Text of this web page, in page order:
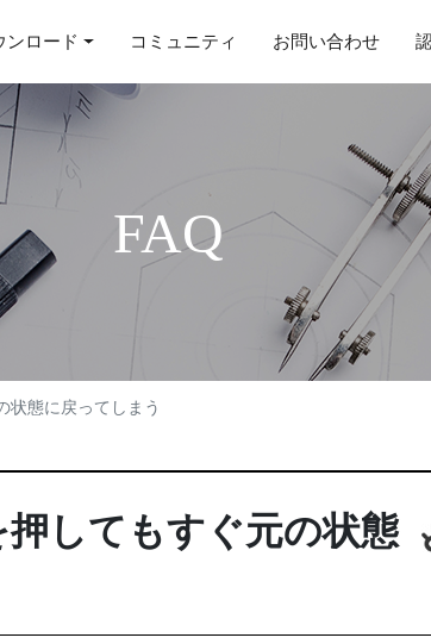
ンロード コミュニティ お問い合わせ
FAQ
状態に戻ってしまう
してもすぐ元の状態